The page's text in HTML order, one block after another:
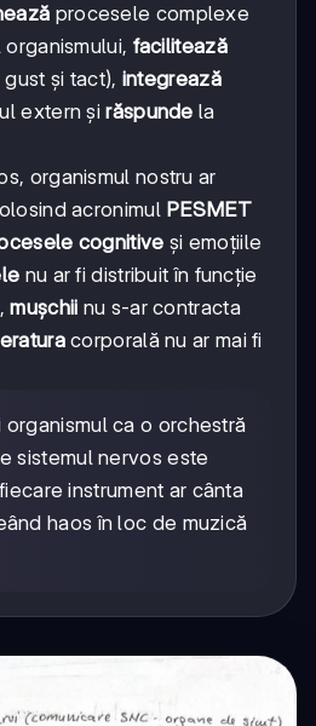
procesele complexe
facilitează
și tact), integrează
extern șirăspunde la
organismul nostru ar
acronimul PESMET
cognitive și emoțiile
nu ar fi distribuit în funcție
mușchii nu s-ar contracta
corporală nu ar mai fi
ca o orchestră
sistemul nervos este
instrument ar cânta
haos în loc de muzică